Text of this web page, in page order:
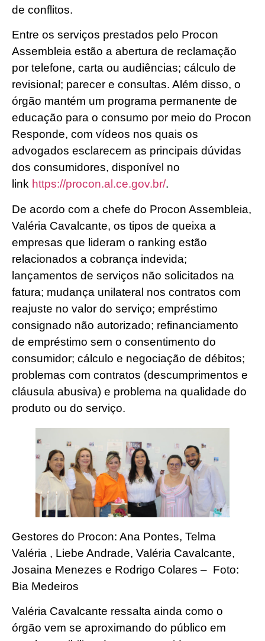
de conflitos.
Entre os serviços prestados pelo Procon
Assembleia estão a abertura de reclamação
por telefone, carta ou audiências; cálculo de
revisional; parecer e consultas. Além disso, o
órgão mantém um programa permanente de
educação para o consumo por meio do Procon
Responde, com vídeos nos quais os
advogados esclarecem as principais dúvidas
dos consumidores, disponível no
link https://procon.al.ce.gov.br/.
De acordo com a chefe do Procon Assembleia,
Valéria Cavalcante, os tipos de queixa a
empresas que lideram o ranking estão
relacionados a cobrança indevida;
lançamentos de serviços não solicitados na
fatura; mudança unilateral nos contratos com
reajuste no valor do serviço; empréstimo
consignado não autorizado; refinanciamento
de empréstimo sem o consentimento do
consumidor; cálculo e negociação de débitos;
problemas com contratos (descumprimentos e
cláusula abusiva) e problema na qualidade do
produto ou do serviço.
Gestores do Procon: Ana Pontes, Telma
Valéria , Liebe Andrade, Valéria Cavalcante,
Josaina Menezes e Rodrigo Colares – Foto:
Bia Medeiros
Valéria Cavalcante ressalta ainda como o
órgão vem se aproximando do público em